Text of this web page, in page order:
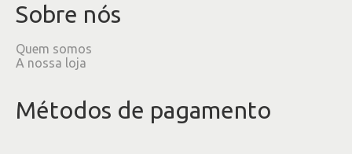
Sobre nós
Quem somos
A nossa loja
Métodos de pagamento